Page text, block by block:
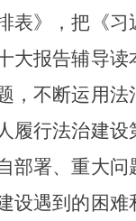
表》，把《习
大报告辅导
，不断运用
履行法治建设
部署、重大
设遇到的困难